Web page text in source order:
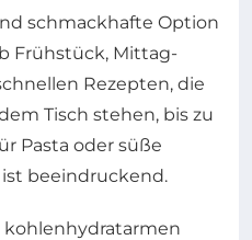
schmackhafte Option
Frühstück, Mittag-
Rezepten, die
Tisch stehen, bis zu
Pasta oder süße
ist beeindruckend.
kohlenhydratarmen